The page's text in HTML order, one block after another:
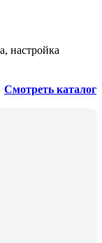
настройка
Смотреть каталог